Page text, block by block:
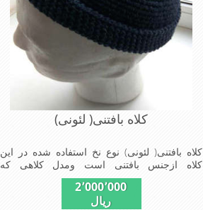
کلاه بافتنی( لئونی)
کلاه بافتنی( لئونی) نوع نخ استفاده شده در این
کلاه ازجنس بافتنی است ومدل کلاهی که
افرادخاص می پسندند شیک و مناسب افراد خوش
پوش جنس عالی ,دوخت مناسب, سبکی,خوش
فرمی ازدیگرخصوصیات این کلاه می باشند
2٬000٬000
ریال